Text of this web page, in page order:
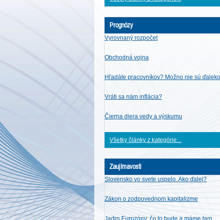
Prognózy
Vyrovnaný rozpočet
Obchodná vojna
Hľadáte pracovníkov? Možno nie sú ďaleko
Vráti sa nám inflácia?
Čierna diera vedy a výskumu
Všetky články z kategórie...
Zaujímavosti
Slovensko vo svete uspelo. Ako ďalej?
Zákon o zodpovednom kapitalizme
Jadro Eurozóny: čo to bude a máme tam